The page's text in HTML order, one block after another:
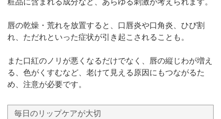
唇の乾燥・荒れを放置すると、口唇炎や口角炎、ひび割
れ、ただれといった症状が引き起こされることも。
また口紅のノリが悪くなるだけでなく、唇の縦じわが増え
る、色がくすむなど、老けて見える原因にもつながるた
め、注意が必要です。
毎日のリップケアが大切